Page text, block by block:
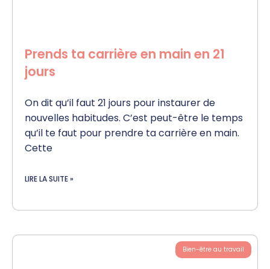
Prends ta carrière en main en 21
jours
On dit qu’il faut 21 jours pour instaurer de
nouvelles habitudes. C’est peut-être le temps
qu’il te faut pour prendre ta carrière en main.
Cette
LIRE LA SUITE »
Bien-être au travail